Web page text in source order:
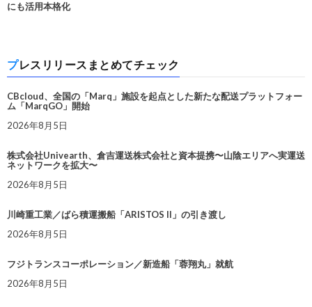
にも活用本格化
プレスリリースまとめてチェック
CBcloud、全国の「Marq」施設を起点とした新たな配送プラットフォー
ム「MarqGO」開始
2026年8月5日
株式会社Univearth、倉吉運送株式会社と資本提携〜山陰エリアへ実運送
ネットワークを拡大〜
2026年8月5日
川崎重工業／ばら積運搬船「ARISTOS II」の引き渡し
2026年8月5日
フジトランスコーポレーション／新造船「蓉翔丸」就航
2026年8月5日